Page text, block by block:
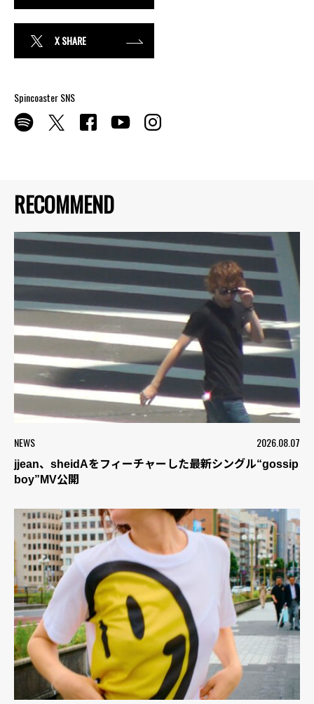
RECOMMEND
NEWS 2026.08.07
jjean、sheidAをフィーチャーした最新シングル“gossip
boy”MV公開
X SHARE
Spincoaster SNS